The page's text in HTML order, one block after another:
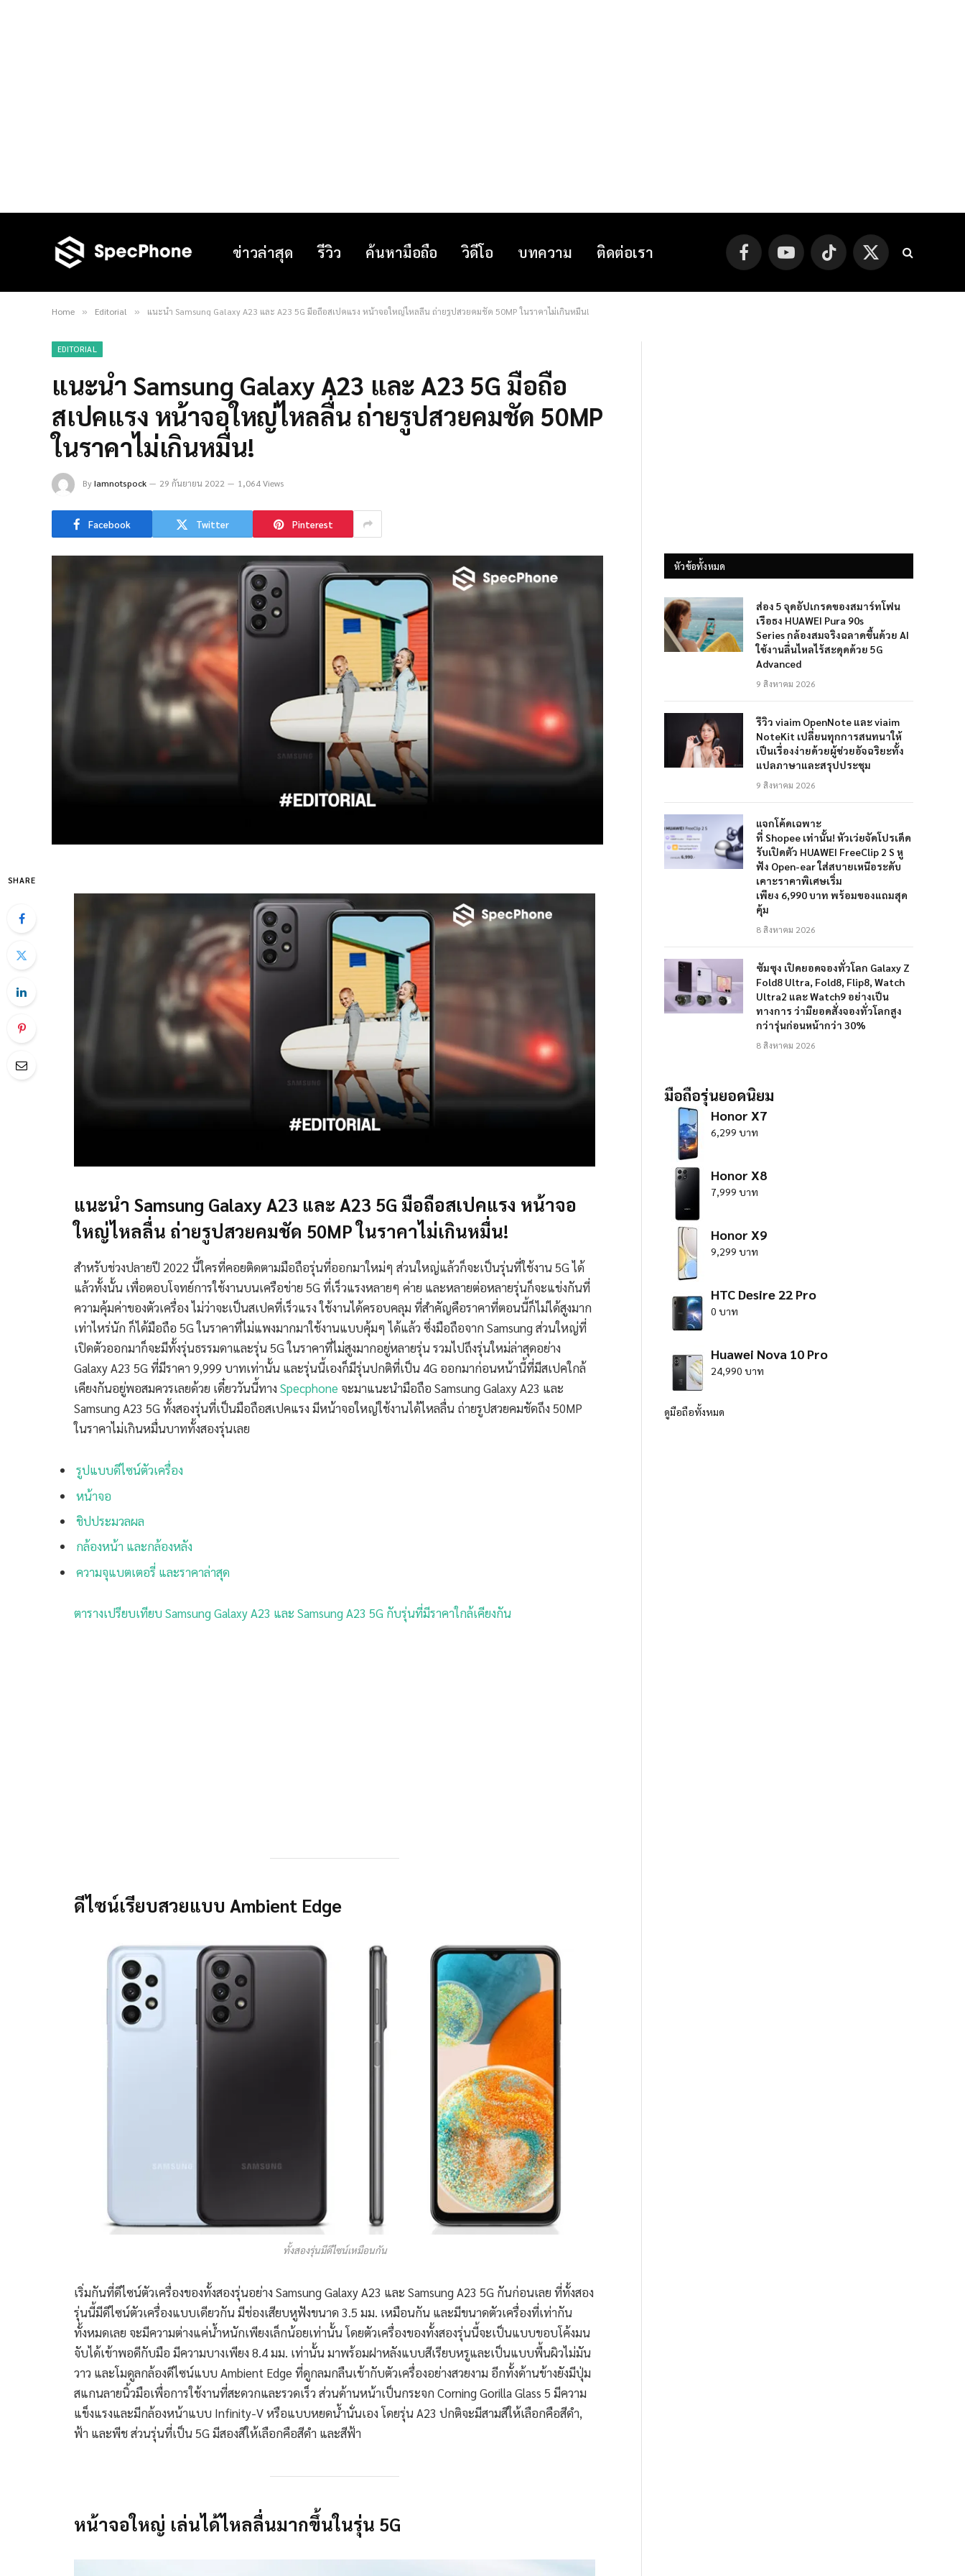
ข่าวล่าสุด รีวิว ค้นหามือถือ วิดีโอ บทความ ติดต่อเรา FacebookYouTube TikTok
X
(Twitter)
Home » Editorial » แนะนำ Samsung Galaxy A23 และ A23 5G มือถือสเปคแรง หน้าจอใหญ่ไหลลื่น ถ่ายรูปสวยคมชัด 50MP ในราคาไม่เกินหมื่น!
EDITORIAL
แนะนำ Samsung Galaxy A23 และ A23 5G มือถือ
สเปคแรง หน้าจอใหญ่ไหลลื่น ถ่ายรูปสวยคมชัด 50MP
ในราคาไม่เกินหมื่น!
ByIamnotspock 29 กันยายน 2022 1,064 Views
Facebook Twitter Pinterest
SHARE
แนะนำ Samsung Galaxy A23 และ A23 5G มือถือสเปคแรง หน้าจอ
ใหญ่ไหลลื่น ถ่ายรูปสวยคมชัด 50MP ในราคาไม่เกินหมื่น!
สำหรับช่วงปลายปี 2022 นี้ใครที่คอยติดตามมือถือรุ่นที่ออกมาใหม่ๆ ส่วนใหญ่แล้วก็จะเป็นรุ่นที่ใช้งาน 5G ได้
แล้วทั้งนั้น เพื่อตอบโจทย์การใช้งานบนเครือข่าย 5G ที่เร็วแรงหลายๆ ค่าย และหลายต่อหลายรุ่นก็จะแข่งกันที่
ความคุ้มค่าของตัวเครื่อง ไม่ว่าจะเป็นสเปคที่เร็วแรง ใช้งานได้ครอบคลุม ที่สำคัญคือราคาที่ตอนนี้ก็ไม่ได้สูงมาก
เท่าไหร่นัก ก็ได้มือถือ 5G ในราคาที่ไม่แพงมากมาใช้งานแบบคุ้มๆ ได้แล้ว ซึ่งมือถือจาก Samsung ส่วนใหญ่ที่
เปิดตัวออกมาก็จะมีทั้งรุ่นธรรมดาและรุ่น 5G ในราคาที่ไม่สูงมากอยู่หลายรุ่น รวมไปถึงรุ่นใหม่ล่าสุดอย่าง
Galaxy A23 5G ที่มีราคา 9,999 บาทเท่านั้น และรุ่นนี้เองก็มีรุ่นปกติที่เป็น 4G ออกมาก่อนหน้านี้ที่มีสเปคใกล้
เคียงกันอยู่พอสมควรเลยด้วย เดี๋ยววันนี้ทาง Specphone จะมาแนะนำมือถือ Samsung Galaxy A23 และ
Samsung A23 5G ทั้งสองรุ่นที่เป็นมือถือสเปคแรง มีหน้าจอใหญ่ใช้งานได้ไหลลื่น ถ่ายรูปสวยคมชัดถึง 50MP
ในราคาไม่เกินหมื่นบาททั้งสองรุ่นเลย
รูปแบบดีไซน์ตัวเครื่อง
หน้าจอ
ชิปประมวลผล
กล้องหน้า และกล้องหลัง
ความจุแบตเตอรี่ และราคาล่าสุด
ตารางเปรียบเทียบ Samsung Galaxy A23 และ Samsung A23 5G กับรุ่นที่มีราคาใกล้เคียงกัน
ดีไซน์เรียบสวยแบบ Ambient Edge
ทั้งสองรุ่นมีดีไซน์เหมือนกัน
เริ่มกันที่ดีไซน์ตัวเครื่องของทั้งสองรุ่นอย่าง Samsung Galaxy A23 และ Samsung A23 5G กันก่อนเลย ที่ทั้งสอง
รุ่นนี้มีดีไซน์ตัวเครื่องแบบเดียวกัน มีช่องเสียบหูฟังขนาด 3.5 มม. เหมือนกัน และมีขนาดตัวเครื่องที่เท่ากัน
ทั้งหมดเลย จะมีความต่างแค่น้ำหนักเพียงเล็กน้อยเท่านั้น โดยตัวเครื่องของทั้งสองรุ่นนี้จะเป็นแบบขอบโค้งมน
จับได้เข้าพอดีกับมือ มีความบางเพียง 8.4 มม. เท่านั้น มาพร้อมฝาหลังแบบสีเรียบหรูและเป็นแบบพื้นผิวไม่มัน
วาว และโมดูลกล้องดีไซน์แบบ Ambient Edge ที่ดูกลมกลืนเข้ากับตัวเครื่องอย่างสวยงาม อีกทั้งด้านข้างยังมีปุ่ม
สแกนลายนิ้วมือเพื่อการใช้งานที่สะดวกและรวดเร็ว ส่วนด้านหน้าเป็นกระจก Corning Gorilla Glass 5 มีความ
แข็งแรงและมีกล้องหน้าแบบ Infinity-V หรือแบบหยดน้ำนั่นเอง โดยรุ่น A23 ปกติจะมีสามสีให้เลือกคือสีดำ,
ฟ้า และพีช ส่วนรุ่นที่เป็น 5G มีสองสีให้เลือกคือสีดำ และสีฟ้า
หน้าจอใหญ่ เล่นได้ไหลลื่นมากขึ้นในรุ่น 5G
หัวข้อทั้งหมด
ส่อง 5 จุดอัปเกรดของสมาร์ทโฟน
เรือธง HUAWEI Pura 90s
Series กล้องสมจริงฉลาดขึ้นด้วย AI
ใช้งานลื่นไหลไร้สะดุดด้วย 5G
Advanced
9 สิงหาคม 2026
รีวิว viaim OpenNote และ viaim
NoteKit เปลี่ยนทุกการสนทนาให้
เป็นเรื่องง่ายด้วยผู้ช่วยอัจฉริยะทั้ง
แปลภาษาและสรุปประชุม
9 สิงหาคม 2026
แจกโค้ดเฉพาะ
ที่ Shopee เท่านั้น! หัวเว่ยจัดโปรเด็ด
รับเปิดตัว HUAWEI FreeClip 2 S หู
ฟัง Open-ear ใส่สบายเหนือระดับ
เคาะราคาพิเศษเริ่ม
เพียง 6,990 บาท พร้อมของแถมสุด
คุ้ม
8 สิงหาคม 2026
ซัมซุง เปิดยอดจองทั่วโลก Galaxy Z
Fold8 Ultra, Fold8, Flip8, Watch
Ultra2 และ Watch9 อย่างเป็น
ทางการ ว่ามียอดสั่งจองทั่วโลกสูง
กว่ารุ่นก่อนหน้ากว่า 30%
8 สิงหาคม 2026
มือถือรุ่นยอดนิยม
Honor X7
6,299 บาท
Honor X8
7,999 บาท
Honor X9
9,299 บาท
HTC Desire 22 Pro
0 บาท
Huawei Nova 10 Pro
24,990 บาท
ดูมือถือทั้งหมด